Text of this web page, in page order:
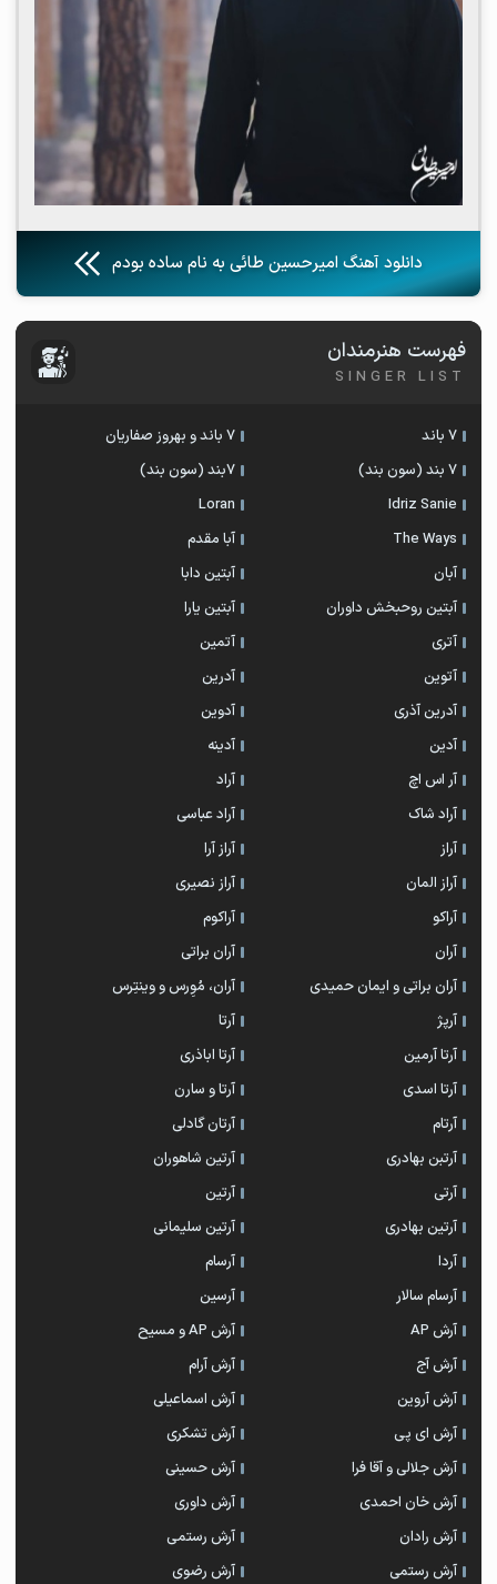
دانلود آهنگ امیرحسین طائی به نام ساده بودم
فهرست هنرمندان
SINGER LIST
7 باند
7 باند و بهروز صفاریان
7 بند (سون بند)
۷بند (سون بند)
Idriz Sanie
Loran
The Ways
آبا مقدم
آبان
آبتین دابا
آبتین روحبخش داوران
آبتین یارا
آتری
آتمین
آتوین
آدرین
آدرین آذری
آدوین
آدین
آدینه
آر اس اچ
آراد
آراد شاک
آراد عباسی
آراز
آراز آرا
آراز المان
آراز نصیری
آراکو
آراکوم
آران
آران براتی
آران براتی و ایمان حمیدی
آران، مُوِرس و وینتِرس
آرپژ
آرتا
آرتا آرمین
آرتا اباذری
آرتا اسدی
آرتا و سارن
آرتام
آرتان گادلی
آرتبن بهادری
آرتين شاهوران
آرتی
آرتین
آرتین بهادری
آرتین سلیمانی
آردا
آرسام
آرسام سالار
آرسین
آرش AP
آرش AP و مسیح
آرش آج
آرش آرام
آرش آروین
آرش اسماعیلی
آرش ای پی
آرش تشکری
آرش جلالی و آقا فرا
آرش حسینی
آرش خان احمدی
آرش داوری
آرش رادان
آرش رستمى
آرش رستمی
آرش رضوی